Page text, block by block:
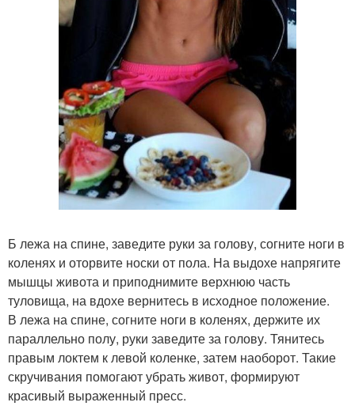
Б лежа на спине, заведите руки за голову, согните ноги в
коленях и оторвите носки от пола. На выдохе напрягите
мышцы живота и приподнимите верхнюю часть
туловища, на вдохе вернитесь в исходное положение.
В лежа на спине, согните ноги в коленях, держите их
параллельно полу, руки заведите за голову. Тянитесь
правым локтем к левой коленке, затем наоборот. Такие
скручивания помогают убрать живот, формируют
красивый выраженный пресс.